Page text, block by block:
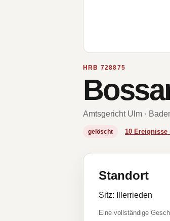
HRB 728875
Amtsgericht Ulm ·
gelöscht 10 Ereignisse
Standort
Sitz: Illerrieden
Eine vollständige